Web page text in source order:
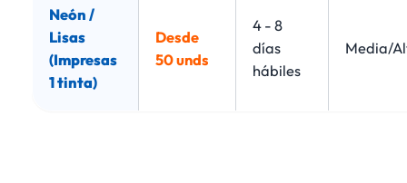
Neón /
Lisas
(Impresas
1 tinta)
Desde
50 unds
4 - 8
días
hábiles
Media/